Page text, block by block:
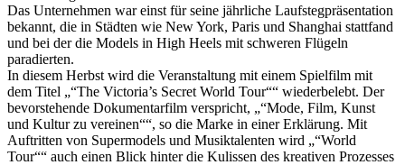
Das Unternehmen war einst für seine jährliche Laufstegpräsentation
bekannt, die in Städten wie New York, Paris und Shanghai stattfand
und bei der die Models in High Heels mit schweren Flügeln
paradierten.
In diesem Herbst wird die Veranstaltung mit einem Spielfilm mit
dem Titel „“The Victoria’s Secret World Tour““ wiederbelebt. Der
bevorstehende Dokumentarfilm verspricht, „“Mode, Film, Kunst
und Kultur zu vereinen““, so die Marke in einer Erklärung. Mit
Auftritten von Supermodels und Musiktalenten wird „“World
Tour““ auch einen Blick hinter die Kulissen des kreativen Prozesses